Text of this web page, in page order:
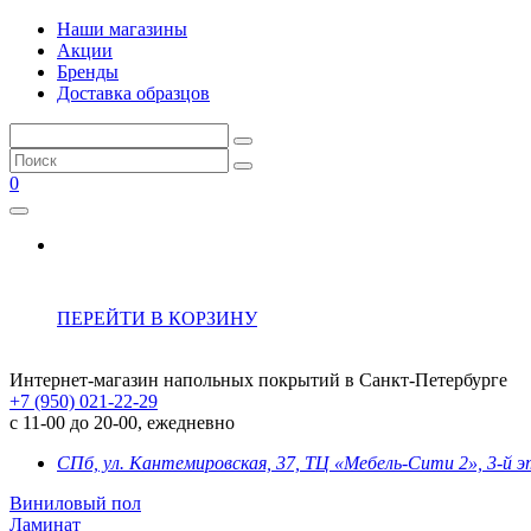
Наши магазины
Акции
Бренды
Доставка образцов
0
ПЕРЕЙТИ В КОРЗИНУ
Интернет-магазин напольных покрытий в Санкт-Петербурге
+7 (950) 021-22-29
с 11-00 до 20-00, ежедневно
СПб, ул. Кантемировская, 37, ТЦ «Мебель-Сити 2», 3-й
Виниловый пол
Ламинат